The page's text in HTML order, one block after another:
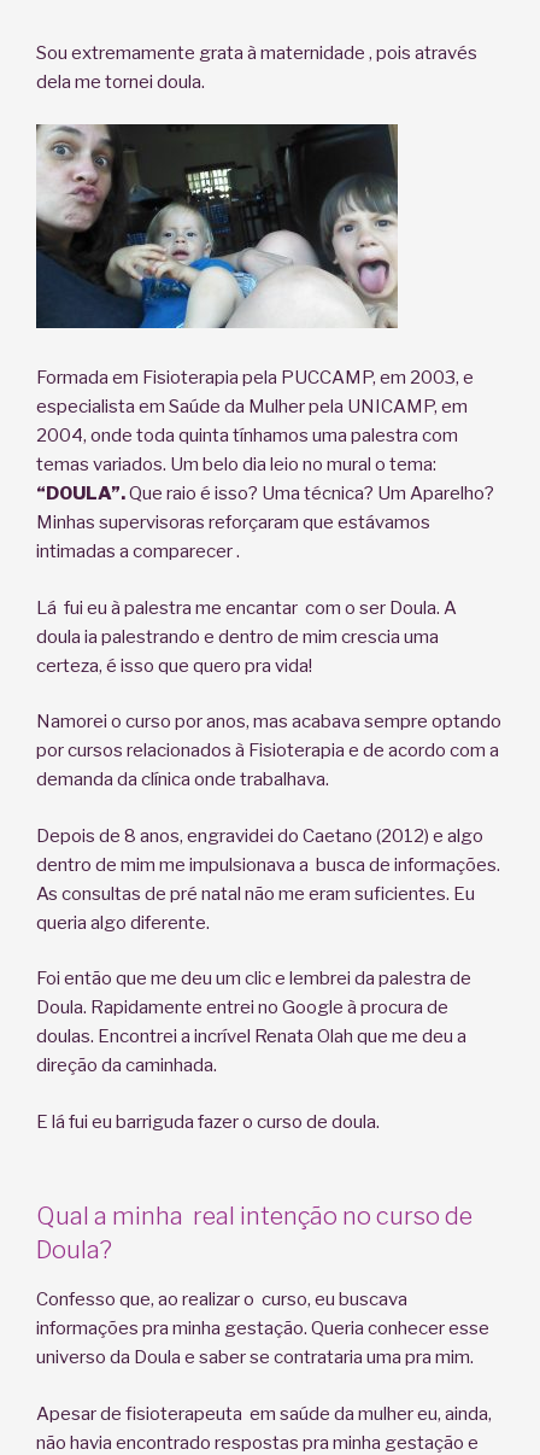
Sou extremamente grata à maternidade , pois através
dela me tornei doula.
Formada em Fisioterapia pela PUCCAMP, em 2003, e
especialista em Saúde da Mulher pela UNICAMP, em
2004, onde toda quinta tínhamos uma palestra com
temas variados. Um belo dia leio no mural o tema:
“DOULA”.Que raio é isso? Uma técnica? Um Aparelho?
Minhas supervisoras reforçaram que estávamos
intimadas a comparecer .
Lá fui eu à palestra me encantar com o ser Doula. A
doula ia palestrando e dentro de mim crescia uma
certeza, é isso que quero pra vida!
Namorei o curso por anos, mas acabava sempre optando
por cursos relacionados à Fisioterapia e de acordo com a
demanda da clínica onde trabalhava.
Depois de 8 anos, engravidei do Caetano (2012) e algo
dentro de mim me impulsionava a busca de informações.
As consultas de pré natal não me eram suficientes. Eu
queria algo diferente.
Foi então que me deu um clic e lembrei da palestra de
Doula. Rapidamente entrei no Google à procura de
doulas. Encontrei a incrível Renata Olah que me deu a
direção da caminhada.
E lá fui eu barriguda fazer o curso de doula.
Qual a minha real intenção no curso de
Doula?
Confesso que, ao realizar o curso, eu buscava
informações pra minha gestação. Queria conhecer esse
universo da Doula e saber se contrataria uma pra mim.
Apesar de fisioterapeuta em saúde da mulher eu, ainda,
não havia encontrado respostas pra minha gestação e